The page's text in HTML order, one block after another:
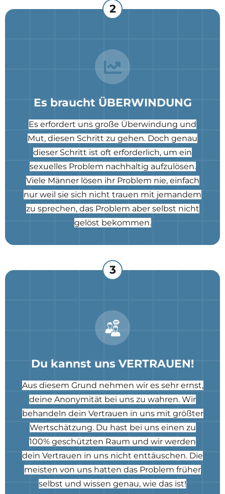
2
Es braucht ÜBERWINDUNG
Es erfordert uns große Überwindung und
Mut, diesen Schritt zu gehen. Doch genau
dieser Schritt ist oft erforderlich, um ein
sexuelles Problem nachhaltig aufzulösen.
Viele Männer lösen ihr Problem nie, einfach
nur weil sie sich nicht trauen mit jemandem
zu sprechen, das Problem aber selbst nicht
gelöst bekommen.
3
Du kannst uns VERTRAUEN!
Aus diesem Grund nehmen wir es sehr ernst,
deine Anonymität bei uns zu wahren. Wir
behandeln dein Vertrauen in uns mit größter
Wertschätzung. Du hast bei uns einen zu
100% geschützten Raum und wir werden
dein Vertrauen in uns nicht enttäuschen. Die
meisten von uns hatten das Problem früher
selbst und wissen genau, wie das ist!